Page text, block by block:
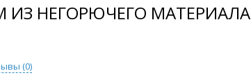
ИЗ НЕГОРЮЧЕГО МАТЕРИАЛА
(0)